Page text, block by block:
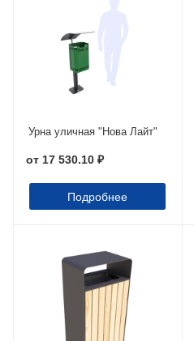
Урна уличная "Нова Лайт"
от 17 530.10 ₽
Подробнее